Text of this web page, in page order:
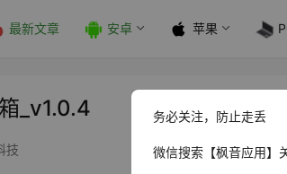
最新文章 安卓 苹果
_v1.0.4
技
务必关注，防止走丢
微信搜索【枫音应用】